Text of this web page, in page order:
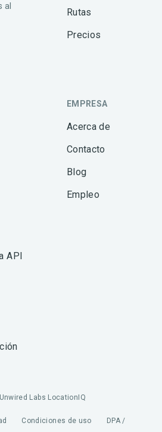
al
Rutas
Precios
EMPRESA
Acerca de
Contacto
Blog
Empleo
API
Labs LocationIQ
Condiciones de uso
DPA /